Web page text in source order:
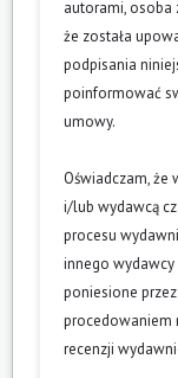
autorami, osoba
że została
podpisania
poinformować
umowy.
Oświadczam, że
i/lub wydawcą
procesu
innego
poniesione
procedowaniem
recenzji